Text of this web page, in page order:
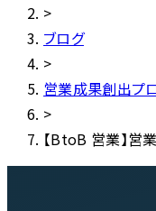
>
ブログ
>
営業成果創出プ
>
【BtoB 営業】営